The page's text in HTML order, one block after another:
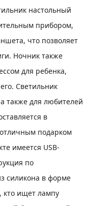
настольный
прибором,
что позволяет
Ночник также
для ребенка,
Светильник
также для любителей
в
отличным подарком
имеется USB-
по
силикона в форме
кто ищет лампу